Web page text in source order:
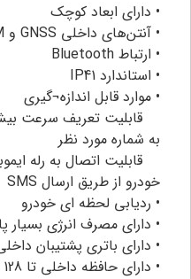
• دارای ابعاد کوچک
• آنتن‌های داخلی GNSS و GSM با قدرت بالا
• ارتباط Bluetooth
• استاندارد IP41
• موارد قابل اندازه¬گیری
قابلیت تعریف سرعت
به شماره مورد نظر
قابلیت اتصال به رله
خودرو از طریق ارسال SMS
• ردیابی لحظه ای خودرو
• دارای مصرف انرژی بسیار
• دارای باتری پشتیبان
• دارای حافظه داخلی تا 128 مگابایت